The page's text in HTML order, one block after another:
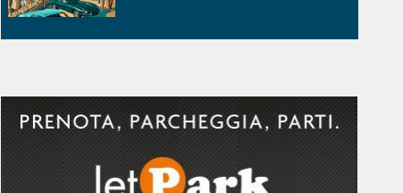
edizione straordinaria con oltre 80
auto in corsa sul Circuito delle Mura
Milano Portofino 2026, il sogno
continua, l'emozione cresce, il pubblico